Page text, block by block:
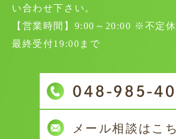
い合わせ下さい。
【営業時間】9:00～20:00 ※不定休
最終受付19:00まで